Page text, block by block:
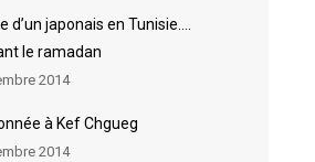
d’un japonais en Tunisie….
le ramadan
2014
à Kef Chgueg
2014